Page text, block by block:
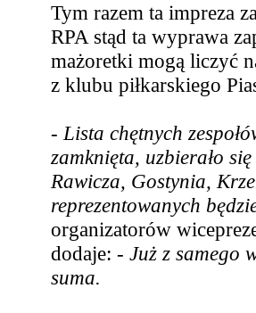
Tym razem ta impreza
RPA stąd ta wyprawa
mażoretki mogą liczyć
z klubu piłkarskiego
- Lista chętnych
zamknięta, uzbierało
Rawicza, Gostynia,
reprezentowanych
organizatorów
dodaje: - Już z samego
suma.